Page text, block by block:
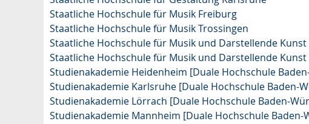
Staatliche Hochschule für Musik Freiburg
Staatliche Hochschule für Musik Trossingen
Staatliche Hochschule für Musik und Darstellende
Staatliche Hochschule für Musik und Darstellende
Studienakademie Heidenheim [Duale Hochschule
Studienakademie Karlsruhe [Duale Hochschule Baden-
Studienakademie Lörrach [Duale Hochschule Baden-
Studienakademie Mannheim [Duale Hochschule Baden-